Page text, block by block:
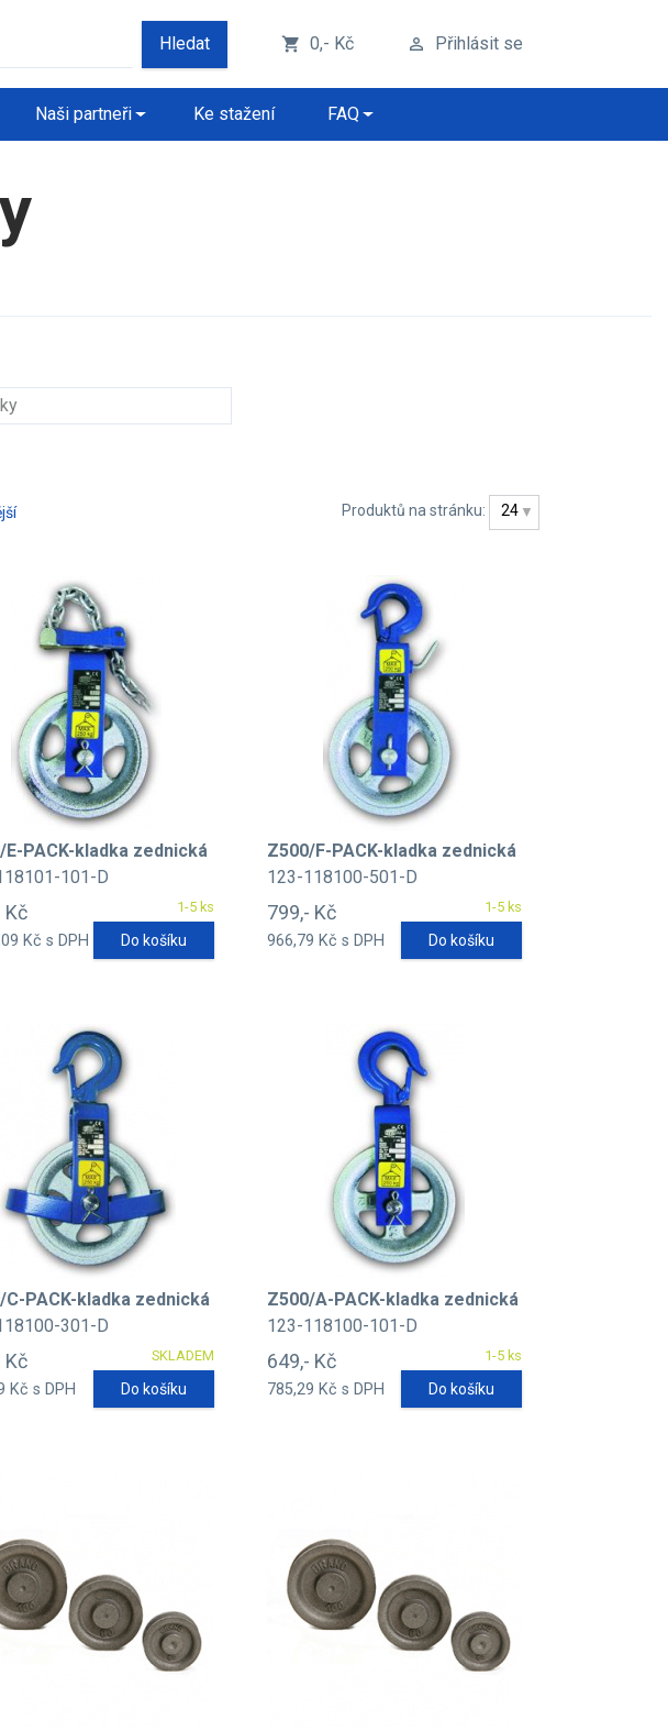
Hledat shopping_cart 0,- Kč perm_identity Přihlásit se
Naši partneři Ke stažení FAQ
Produktů na stránku: 24
E-PACK-kladka zednická
101-D
1-5 ks
Kč
Kč s DPH Do košíku
Z500/F-PACK-kladka zednická
123-118100-501-D
1-5 ks
799,- Kč
966,79 Kč s DPH Do košíku
C-PACK-kladka zednická
301-D
SKLADEM
Kč
Kč s DPH Do košíku
Z500/A-PACK-kladka zednická
123-118100-101-D
1-5 ks
649,- Kč
785,29 Kč s DPH Do košíku